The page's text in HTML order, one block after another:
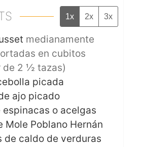
1x 2x 3x
medianamente
en cubitos
de 2 ½ tazas)
picada
ajo picado
espinacas o acelgas
Mole Poblano Hernán
de caldo de verduras